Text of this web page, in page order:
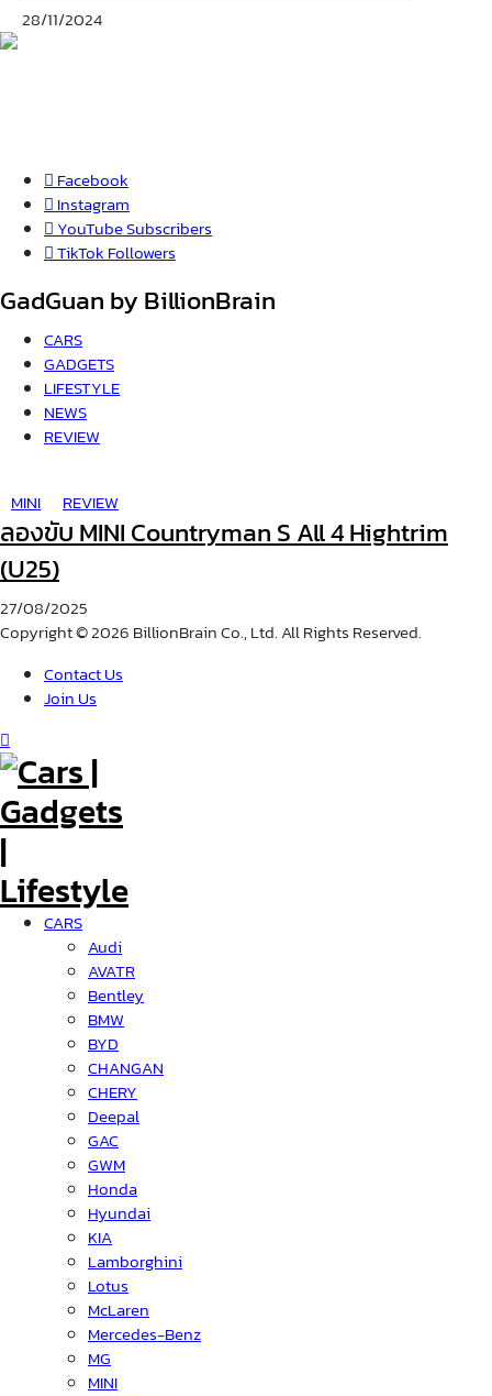
28/11/2024
Facebook
Instagram
YouTubeSubscribers
TikTok Followers
GadGuan by BillionBrain
CARS
GADGETS
LIFESTYLE
NEWS
REVIEW
MINI REVIEW
ลองขับ MINI Countryman S All 4 Hightrim
(U25)
27/08/2025
Copyright © 2026 BillionBrain Co., Ltd. All Rights Reserved.
Contact Us
Join Us
CARS
Audi
AVATR
Bentley
BMW
BYD
CHANGAN
CHERY
Deepal
GAC
GWM
Honda
Hyundai
KIA
Lamborghini
Lotus
McLaren
Mercedes-Benz
MG
MINI